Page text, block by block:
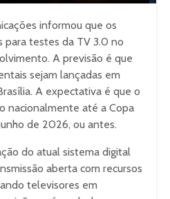
informou que os
para testes da TV 3.0 no
A previsão é que
sejam lançadas em
A expectativa é que o
nacionalmente até a Copa
de 2026, ou antes.
do atual sistema digital
aberta com recursos
televisores em